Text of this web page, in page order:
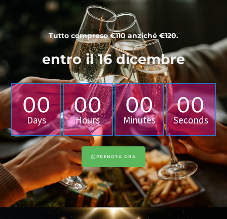
Tutto compreso €110 anziché €120.
entro il 16 dicembre
00
Days
00
Hours
00
Minutes
00
Seconds
PRENOTA ORA